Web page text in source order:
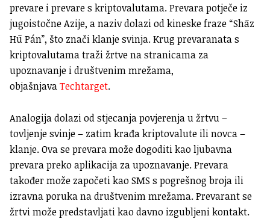
prevare i prevare s kriptovalutama. Prevara potječe iz
jugoistočne Azije, a naziv dolazi od kineske fraze “Shāz
Hū Pán”, što znači klanje svinja. Krug prevaranata s
kriptovalutama traži žrtve na stranicama za
upoznavanje i društvenim mrežama,
objašnjavaTechtarget.
Analogija dolazi od stjecanja povjerenja u žrtvu –
tovljenje svinje – zatim krađa kriptovalute ili novca –
klanje. Ova se prevara može dogoditi kao ljubavna
prevara preko aplikacija za upoznavanje. Prevara
također može započeti kao SMS s pogrešnog broja ili
izravna poruka na društvenim mrežama. Prevarant se
žrtvi može predstavljati kao davno izgubljeni kontakt.